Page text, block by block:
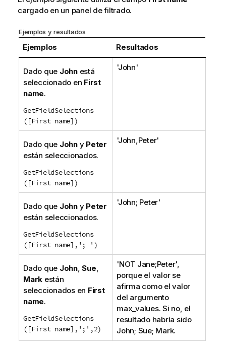
cargado en un panel de filtrado.
Ejemplos y resultados
Ejemplos Resultados
Dado que Johnestá
seleccionado en First
name.
GetFieldSelections
([First name])
'John'
Dado que Johny Peter
están seleccionados.
GetFieldSelections
([First name])
'John,Peter'
Dado que Johny Peter
están seleccionados.
GetFieldSelections
([First name],'; ')
'John; Peter'
Dado que John,Sue,
Mark están
seleccionados en First
name.
GetFieldSelections
([First name],';',2)
'NOT Jane;Peter',
porque el valor se
afirma como el valor
del argumento
max_values. Si no, el
resultado habría sido
John; Sue; Mark.